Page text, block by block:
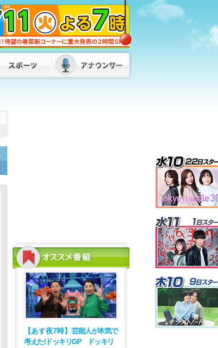
蔵内議長の“ネパールは天国”発言に服部
知事「県民に丁寧な説明が必要」 金銭
授受疑惑も「疑念や不信は解かれていな
い」 福岡 2026/08/07 18:00
福岡県・福岡市・北九州市が「副首都」
指定目指し初の連絡会議 服部知事「県
【あす夜7時】 芸能人が本気で
考えた!ドッキリGP ドッキリ